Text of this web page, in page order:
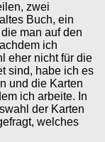
zwei
Buch, ein
man auf den
ich
eher nicht für die
sind, habe ich es
und die Karten
ich arbeite. In
der Karten
welches